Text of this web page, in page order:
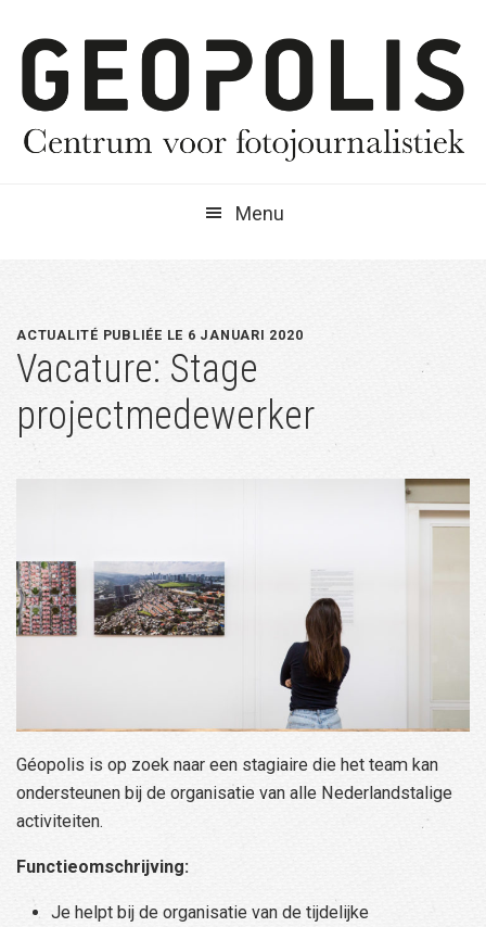
naar
hoofdnavigatie
naar
hoofd
inhoud
naar
eerste
sidebar
Menu
ACTUALITÉ PUBLIÉE LE 6 JANUARI 2020
Vacature: Stage
projectmedewerker
Géopolis is op zoek naar een stagiaire die het team kan
ondersteunen bij de organisatie van alle Nederlandstalige
activiteiten.
Functieomschrijving:
Je helpt bij de organisatie van de tijdelijke